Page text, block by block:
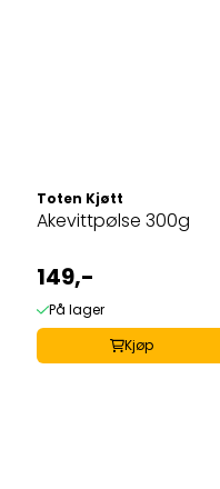
Toten Kjøtt
Akevittpølse 300g
149,-
På lager
Kjøp